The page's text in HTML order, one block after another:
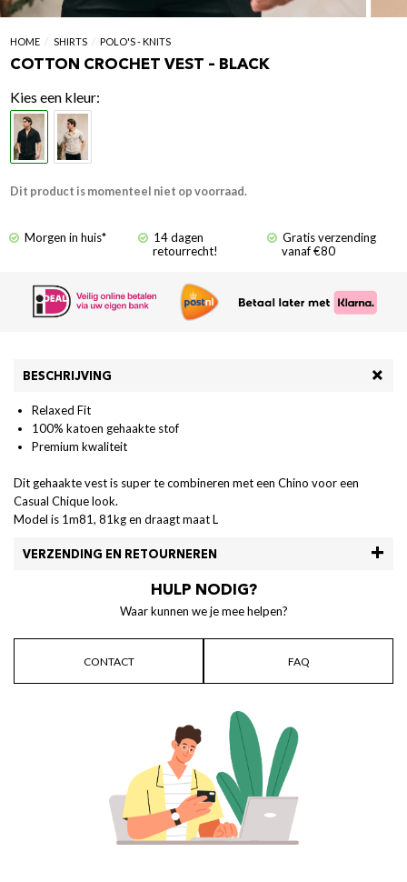
HOME / SHIRTS / POLO'S - KNITS
COTTON CROCHET VEST – BLACK
kleur
Dit product is momenteel niet op voorraad.
Morgen in huis*
14 dagen
retourrecht!
Gratis verzending
vanaf €80
BESCHRIJVING
Relaxed Fit
100% katoen gehaakte stof
Premium kwaliteit
Dit gehaakte vest is super te combineren met een Chino voor een
Casual Chique look.
Model is 1m81, 81kg en draagt maat L
VERZENDING EN RETOURNEREN
HULP NODIG?
Waar kunnen we je mee helpen?
CONTACT FAQ